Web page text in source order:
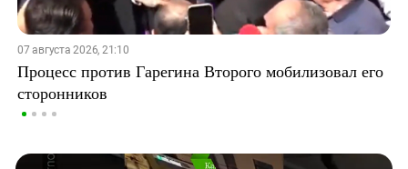
07 августа 2026, 21:10
Процесс против Гарегина Второго мобилизовал его
сторонников